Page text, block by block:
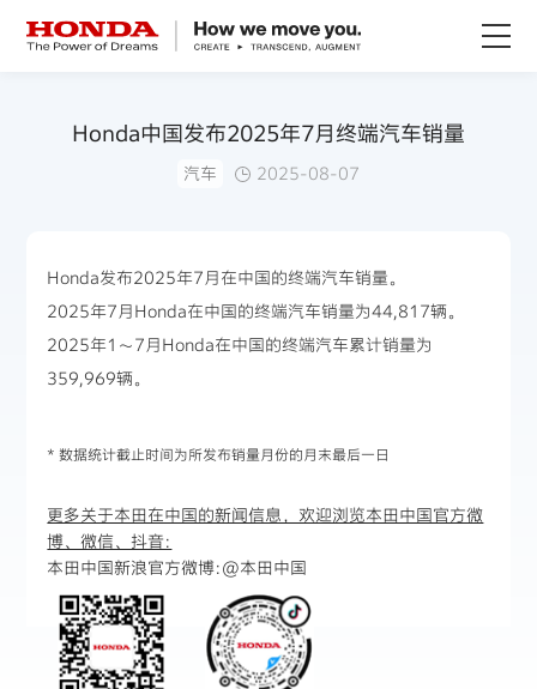
Honda中国发布2025年7月终端汽车销量
汽车 2025-08-07
Honda发布2025年7月在中国的终端汽车销量。
2025年7月Honda在中国的终端汽车销量为44,817辆。
2025年1～7月Honda在中国的终端汽车累计销量为
359,969辆。
* 数据统计截止时间为所发布销量月份的月末最后一日
更多关于本田在中国的新闻信息，欢迎浏览本田中国官方微
博、微信、抖音:
本田中国新浪官方微博:@本田中国